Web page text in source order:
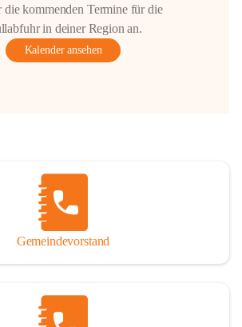
die kommenden Termine für die
in deiner Region an.
Kalender ansehen
Gemeindevorstand